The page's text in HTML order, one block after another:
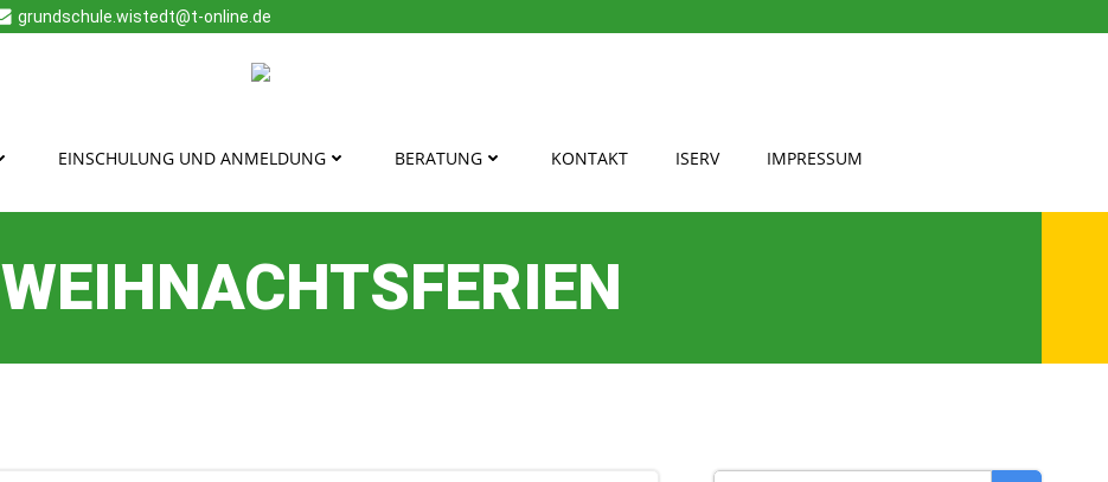
grundschule.wistedt@t-online.de
EINSCHULUNG UND ANMELDUNG BERATUNG KONTAKT ISERV IMPRESSUM
WEIHNACHTSFERIEN